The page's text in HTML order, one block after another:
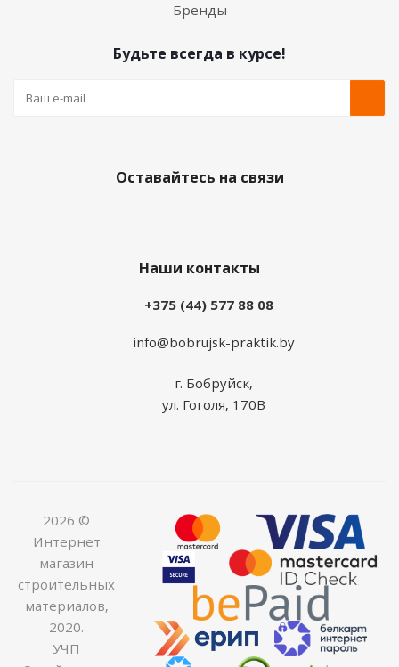
Бренды
Будьте всегда в курсе!
Оставайтесь на связи
Наши контакты
+375 (44) 577 88 08
info@bobrujsk-praktik.by
г. Бобруйск,
ул. Гоголя, 170В
2026 ©
Интернет
магазин
строительных
материалов,
2020.
УЧП